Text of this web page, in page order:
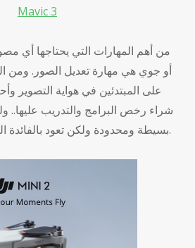
Mavic 3
من أهم المهارات التي يحتاجها أي
أو جوي هي مهارة تعديل الصور. ومن
على المبتدئين في هواية التصوير
شراء رخص البرامج والتدريب عليها..
بسيطة ومحدودة ولكن تعود بالفائدة الكبيرة على المصورين.